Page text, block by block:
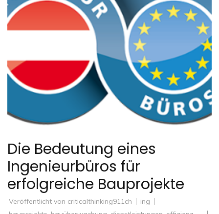
Die Bedeutung eines
Ingenieurbüros für
erfolgreiche Bauprojekte
Veröffentlicht von criticalthinking911ch
ing